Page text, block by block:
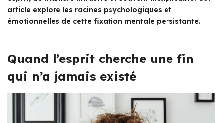
article explore les racines psychologiques et
émotionnelles de cette fixation mentale persistante.
Quand l’esprit cherche une fin
qui n’a jamais existé